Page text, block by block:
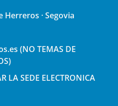
Herreros · Segovia
(NO TEMAS DE
LA SEDE ELECTRONICA